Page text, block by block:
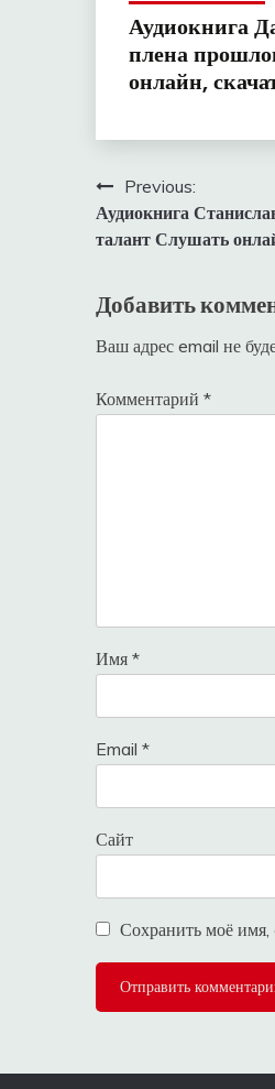
Аудиокнига
плена
онлайн,
Навигация
по
Previous:
Аудиокнига
талант Слушать
Добавить
Ваш адрес email не
Комментарий *
Имя *
Email *
Сайт
Сохранить моё имя,